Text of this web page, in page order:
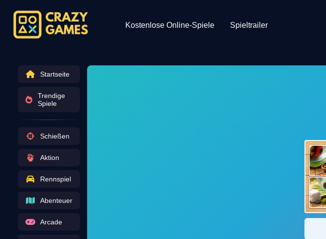
Kostenlose Online-Spiele Spieltrailer
Startseite
Trendige
Spiele
Schießen
Aktion
Rennspiel
Abenteuer
Arcade